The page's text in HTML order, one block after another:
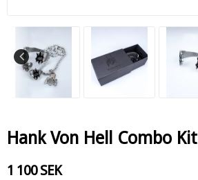
Hank Von Hell Combo Kit
1 100 SEK